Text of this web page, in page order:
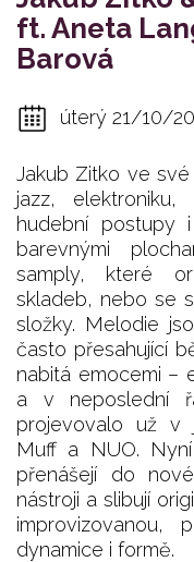
ft. Aneta
Barová
úterý 21/10/
Jakub Zitko ve
jazz,
hudební postupy
barevnými
samply, které
skladeb, nebo se
složky. Melodie
často přesahující
nabitá emocemi –
a v neposlední
projevovalo už v
Muff a NUO.
přenášejí do
nástroji a slibují
improvizovanou,
dynamice i formě.